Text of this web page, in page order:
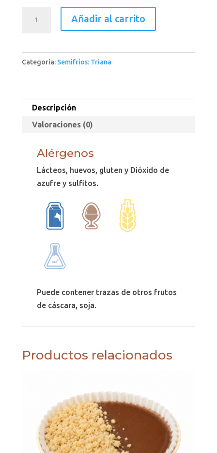
Leche
cantidad
Añadir al carrito
Categoría: Semifríos: Triana
Descripción
Valoraciones (0)
Alérgenos
Lácteos, huevos, gluten y Dióxido de
azufre y sulfitos.
Puede contener trazas de otros frutos
de cáscara, soja.
Productos relacionados